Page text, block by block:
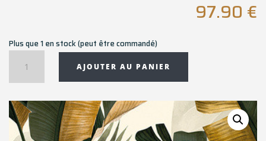
97.90 €
Plus que 1 en stock (peut être commandé)
Tapis
rectangulaire
AHUA
AJOUTER AU PANIER